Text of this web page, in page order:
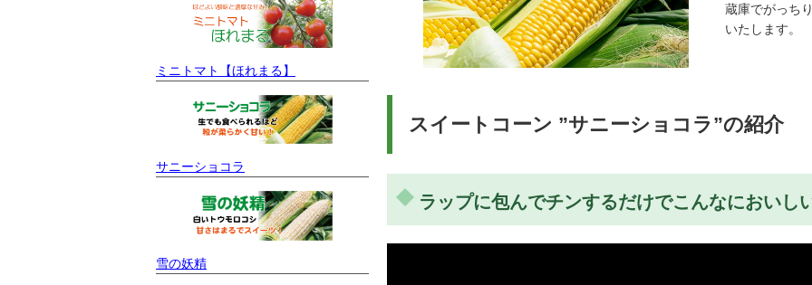
蔵庫でがっち
いたします。
スイートコーン ”サニーショコラ”の紹介
ラップに包んでチンするだけでこんなにおいし
ミニトマト【ほれまる】
サニーショコラ
雪の妖精